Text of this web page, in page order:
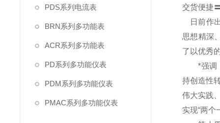
PDS系列电流表
BRN系列多功能表
ACR系列多功能表
PD系列多功能仪表
PDM系列多功能仪表
PMAC系列多功能仪表
交货便捷
日前作
思想精深
了以优秀
*强调，
持创造性
伟大实践
实现“两个